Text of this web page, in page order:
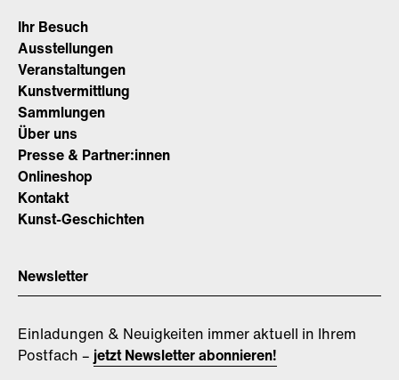
Ihr Besuch
Ausstellungen
Veranstaltungen
Kunstvermittlung
Sammlungen
Über uns
Presse & Partner:innen
Onlineshop
Kontakt
Kunst-Geschichten
Newsletter
Einladungen & Neuigkeiten immer aktuell in Ihrem
Postfach – jetzt Newsletter abonnieren!